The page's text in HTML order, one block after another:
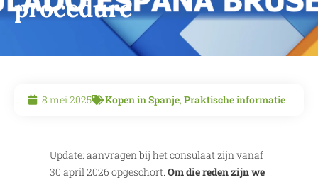
procedure
8 mei 2025 Kopen in Spanje, Praktische informatie
Update: aanvragen bij het consulaat zijn vanaf
30 april 2026 opgeschort. Om die reden zijn we